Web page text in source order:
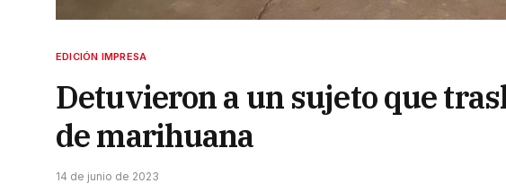
EDICIÓN IMPRESA
Detuvieron a un sujeto que
de marihuana
14 de junio de 2023